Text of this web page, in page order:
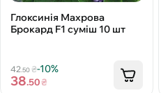
Глоксинія Махрова
Брокард F1 суміш 10 шт
42.50₴-10%
38.50₴